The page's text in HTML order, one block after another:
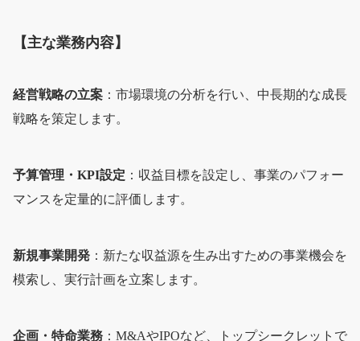
【主な業務内容】
経営戦略の立案 ：市場環境の分析を行い、中長期的な成長
戦略を策定します。
予算管理・KPI設定 ：収益目標を設定し、事業のパフォー
マンスを定量的に評価します。
新規事業開発 ：新たな収益源を生み出すための事業機会を
模索し、実行計画を立案します。
企画・特命業務 ：M&AやIPOなど、トップシークレットで